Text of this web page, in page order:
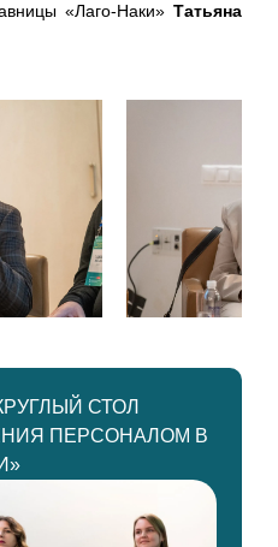
«Лаго-Наки» Татьяна
СТОЛ
ПЕРСОНАЛОМ В